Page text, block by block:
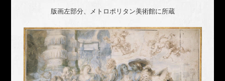
版画左部分、メトロポリタン美術館に所蔵